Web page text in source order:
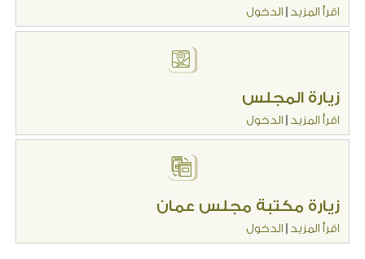
اقرأ المزيد الدخول
زيارة المجلس
اقرأ المزيد الدخول
زيارة مكتبة مجلس عمان
اقرأ المزيد الدخول